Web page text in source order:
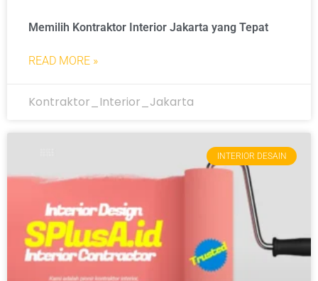
Memilih Kontraktor Interior Jakarta yang Tepat
READ MORE »
Kontraktor_Interior_Jakarta
INTERIOR DESAIN